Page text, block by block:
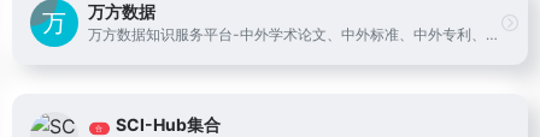
万方数据
万方数据知识服务平台-中外学术论文、中外标准、中外专利、科技成果、政策法规等科技文献的在线服务平台。
合 SCI-Hub集合